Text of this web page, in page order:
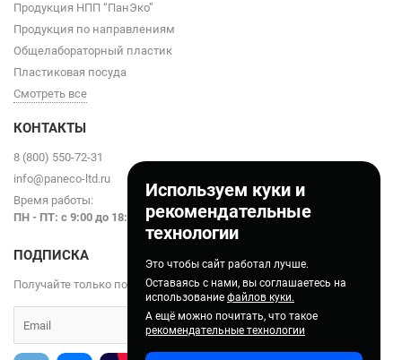
Используем куки и
рекомендательные
технологии
Это чтобы сайт работал лучше.
Оставаясь с нами, вы соглашаетесь на
использование файлов куки.
А ещё можно почитать, что такое
рекомендательные технологии
Продукция НПП “ПанЭко”
Продукция по направлениям
Общелабораторный пластик
Пластиковая посуда
Смотреть все
КОНТАКТЫ
8 (800) 550-72-31
info@paneco-ltd.ru
Время работы:
ПН - ПТ: с 9:00 до 18:00
ПОДПИСКА
Получайте только полезные статьи!